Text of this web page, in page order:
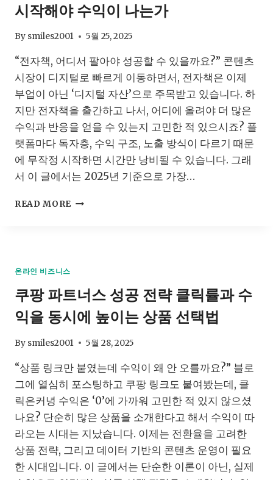
시작해야 수익이 나는가
By smiles2001 5월 25, 2025
“전자책, 어디서 팔아야 성공할 수 있을까요?” 콘텐츠
시장이 디지털로 빠르게 이동하면서, 전자책은 이제
부업이 아닌 ‘디지털 자산’으로 주목받고 있습니다. 하
지만 전자책을 출간하고 나서, 어디에 올려야 더 많은
수익과 반응을 얻을 수 있는지 고민한 적 있으시죠? 플
랫폼마다 독자층, 수익 구조, 노출 방식이 다르기 때문
에 무작정 시작하면 시간만 낭비될 수 있습니다. 그래
서 이 글에서는 2025년 기준으로 가장…
READ MORE 전
폼
비
교
어
서
시
해
야
수
익
이
나
온라인 비즈니스
쿠팡 파트너스 성공 전략 클릭률과 수
익을 동시에 높이는 상품 선택법
By smiles2001 5월 28, 2025
“상품 링크만 붙였는데 수익이 왜 안 오를까요?” 블로
그에 열심히 포스팅하고 쿠팡 링크도 붙여봤는데, 클
릭은커녕 수익은 ‘0’에 가까워 고민한 적 있지 않으셨
나요? 단순히 많은 상품을 소개한다고 해서 수익이 따
라오는 시대는 지났습니다. 이제는 전환율을 고려한
상품 전략, 그리고 데이터 기반의 콘텐츠 운영이 필요
한 시대입니다. 이 글에서는 단순한 이론이 아닌, 실제